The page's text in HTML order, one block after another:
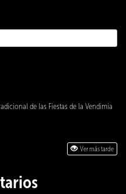
de las Fiestas de la Vendimia
Ver más tarde